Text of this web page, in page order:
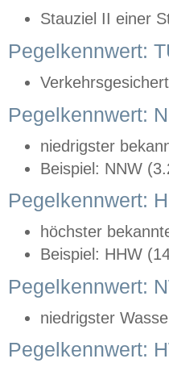
Stauziel II einer
Pegelkennwert:
Pegelkennwert:
niedrigster
Beispiel: NNW
Pegelkennwert:
höchster
Beispiel: HHW
Pegelkennwert:
niedrigster
Pegelkennwert: